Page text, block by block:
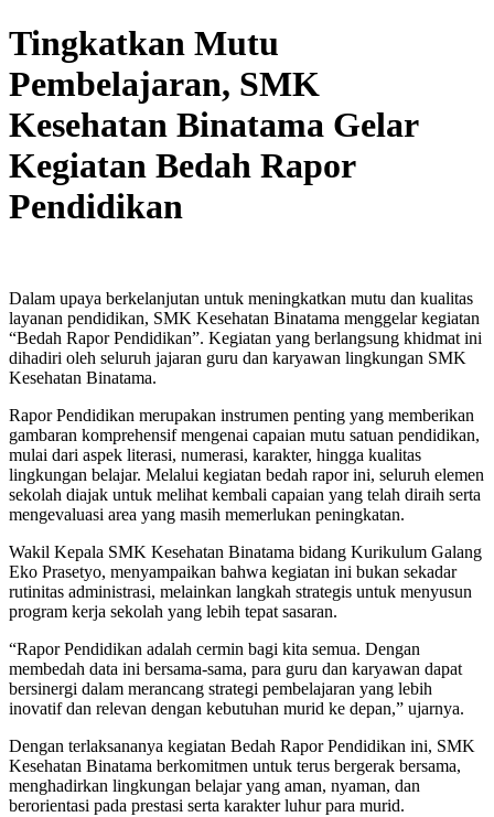
Tingkatkan Mutu
Pembelajaran, SMK
Kesehatan Binatama Gelar
Kegiatan Bedah Rapor
Pendidikan
Dalam upaya berkelanjutan untuk meningkatkan mutu dan kualitas
layanan pendidikan, SMK Kesehatan Binatama menggelar kegiatan
“Bedah Rapor Pendidikan”. Kegiatan yang berlangsung khidmat ini
dihadiri oleh seluruh jajaran guru dan karyawan lingkungan SMK
Kesehatan Binatama.
Rapor Pendidikan merupakan instrumen penting yang memberikan
gambaran komprehensif mengenai capaian mutu satuan pendidikan,
mulai dari aspek literasi, numerasi, karakter, hingga kualitas
lingkungan belajar. Melalui kegiatan bedah rapor ini, seluruh elemen
sekolah diajak untuk melihat kembali capaian yang telah diraih serta
mengevaluasi area yang masih memerlukan peningkatan.
Wakil Kepala SMK Kesehatan Binatama bidang Kurikulum Galang
Eko Prasetyo, menyampaikan bahwa kegiatan ini bukan sekadar
rutinitas administrasi, melainkan langkah strategis untuk menyusun
program kerja sekolah yang lebih tepat sasaran.
“Rapor Pendidikan adalah cermin bagi kita semua. Dengan
membedah data ini bersama-sama, para guru dan karyawan dapat
bersinergi dalam merancang strategi pembelajaran yang lebih
inovatif dan relevan dengan kebutuhan murid ke depan,” ujarnya.
Dengan terlaksananya kegiatan Bedah Rapor Pendidikan ini, SMK
Kesehatan Binatama berkomitmen untuk terus bergerak bersama,
menghadirkan lingkungan belajar yang aman, nyaman, dan
berorientasi pada prestasi serta karakter luhur para murid.